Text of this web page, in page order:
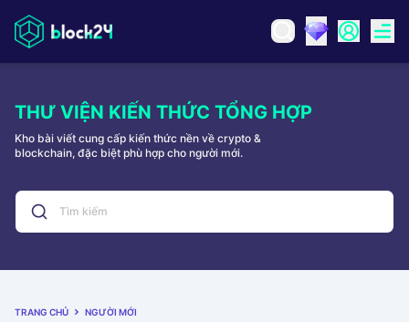
THƯ VIỆN KIẾN THỨC TỔNG HỢP
Kho bài viết cung cấp kiến thức nền về crypto &
blockchain, đặc biệt phù hợp cho người mới.
TRANG CHỦ NGƯỜI MỚI